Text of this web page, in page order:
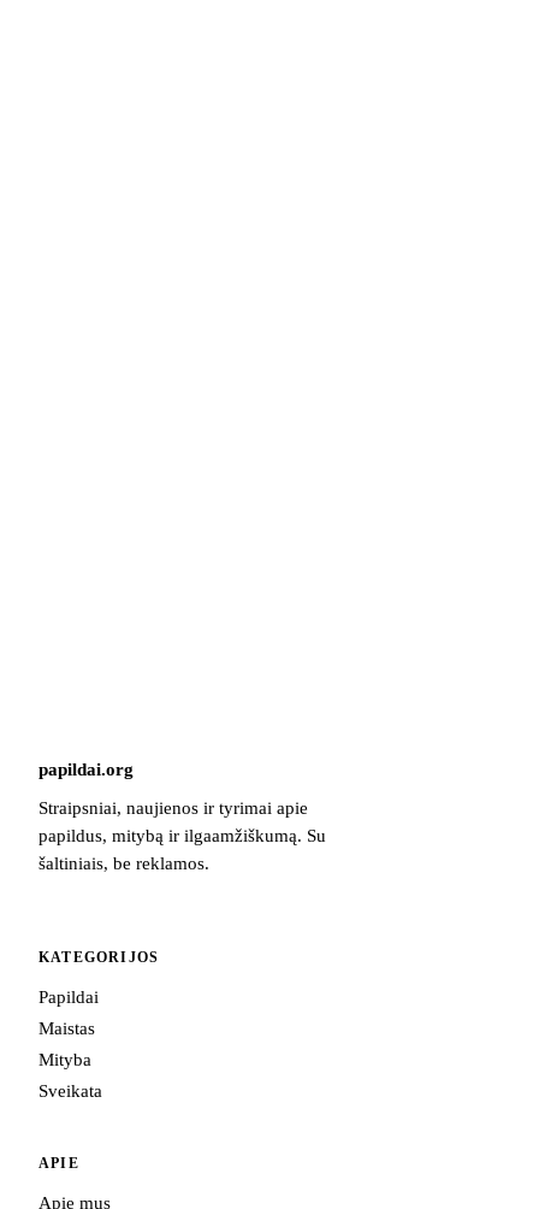
papildai.org
Straipsniai, naujienos ir tyrimai apie
papildus, mitybą ir ilgaamžiškumą. Su
šaltiniais, be reklamos.
KATEGORIJOS
Papildai
Maistas
Mityba
Sveikata
APIE
Apie mus